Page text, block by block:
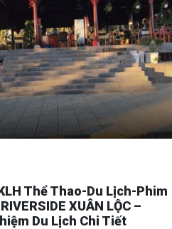
Thể Thao-Du Lịch-Phim
XUÂN LỘC –
Du Lịch Chi Tiết